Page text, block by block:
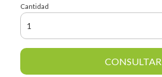
Cantidad
CONSULTAR